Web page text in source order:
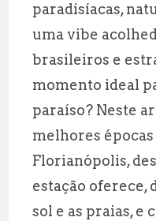
paradisíacas,
uma vibe
brasileiros e
momento ideal
paraíso? Neste
melhores
Florianópolis,
estação oferece,
sol e as praias, e